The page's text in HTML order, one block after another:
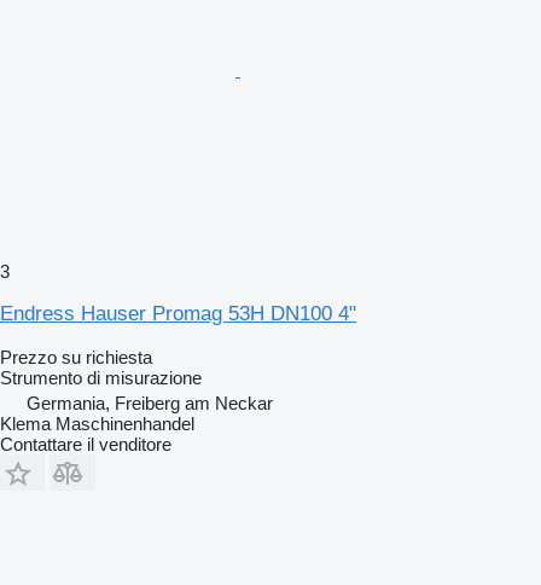
3
Endress Hauser Promag 53H DN100 4"
Prezzo su richiesta
Strumento di misurazione
Germania, Freiberg am Neckar
Klema Maschinenhandel
Contattare il venditore